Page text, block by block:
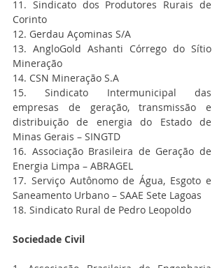
11. Sindicato dos Produtores Rurais de
Corinto
12. Gerdau Açominas S/A
13. AngloGold Ashanti Córrego do Sítio
Mineração
14. CSN Mineração S.A
15. Sindicato Intermunicipal das
empresas de geração, transmissão e
distribuição de energia do Estado de
Minas Gerais – SINGTD
16. Associação Brasileira de Geração de
Energia Limpa – ABRAGEL
17. Serviço Autônomo de Água, Esgoto e
Saneamento Urbano – SAAE Sete Lagoas
18. Sindicato Rural de Pedro Leopoldo
Sociedade Civil